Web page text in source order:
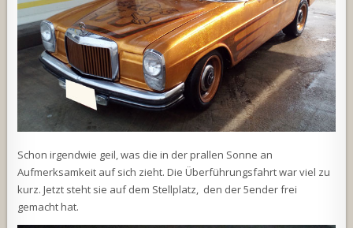
Schon irgendwie geil, was die in der prallen Sonne an
Aufmerksamkeit auf sich zieht. Die Überführungsfahrt war viel zu
kurz. Jetzt steht sie auf dem Stellplatz, den der 5ender frei
gemacht hat.